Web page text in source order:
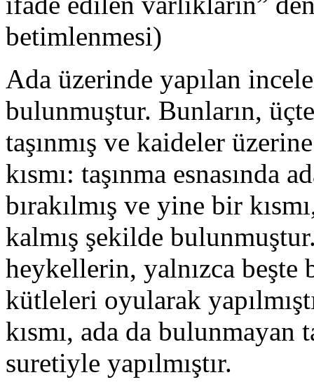
betimlenmesi)
Ada üzerinde yapılan
bulunmuştur. Bunların,
taşınmış ve kaideler
kısmı: taşınma esnasında
bırakılmış ve yine bir
kalmış şekilde
heykellerin, yalnızca
kütleleri oyularak
kısmı, ada da
suretiyle yapılmıştır.